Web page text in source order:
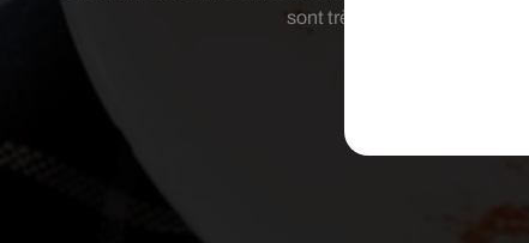
sont très consistantes et